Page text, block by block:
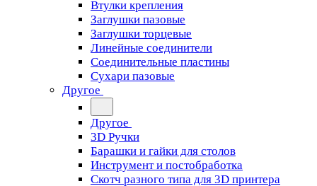
Втулки крепления
Заглушки пазовые
Заглушки торцевые
Линейные соединители
Соединительные пластины
Сухари пазовые
Другое
Другое
3D Ручки
Барашки и гайки для столов
Инструмент и постобработка
Скотч разного типа для 3D принтера